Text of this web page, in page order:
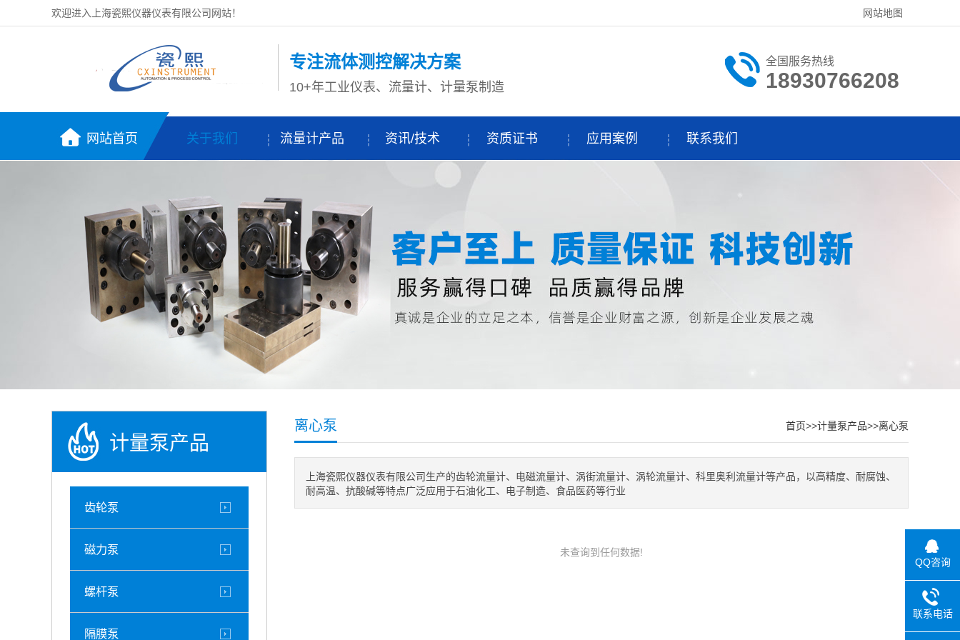
欢迎进入上海瓷熙仪器仪表有限公司网站！ 网站地图
专注流体测控解决方案
10+年工业仪表、流量计、计量泵制造
全国服务热线
18930766208
网站首页 关于我们 流量计产品 资讯/技术 资质证书 应用案例 联系我们
计量泵产品
齿轮泵
磁力泵
螺杆泵
隔膜泵
离心泵 首页>>计量泵产品>>离心泵
上海瓷熙仪器仪表有限公司生产的齿轮流量计、电磁流量计、涡街流量计、涡轮流量计、科里奥利流量计等产品，以高精度、耐腐蚀、
耐高温、抗酸碱等特点广泛应用于石油化工、电子制造、食品医药等行业
未查询到任何数据!
QQ咨询
联系电话